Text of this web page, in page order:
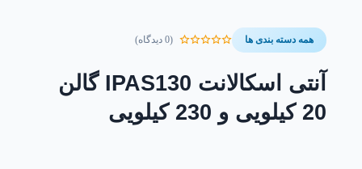
همه دسته بندی ها (0 دیدگاه)
آنتی اسکالانت IPAS130 گالن
20 کیلویی و 230 کیلویی